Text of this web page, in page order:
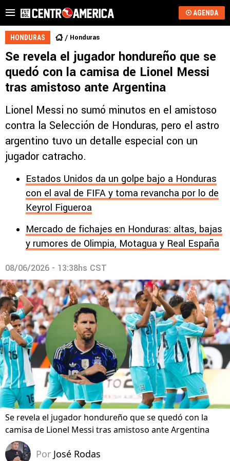
AGENDA
HONDURAS Honduras
Se revela el jugador hondureño que se
quedó con la camisa de Lionel Messi
tras amistoso ante Argentina
Lionel Messi no sumó minutos en el amistoso
contra la Selección de Honduras, pero el astro
argentino tuvo un detalle especial con un
jugador catracho.
Estados Unidos da un golpe bajo a Honduras
con el aval de FIFA y toma revancha por lo de
Keyrol Figueroa
Mercado de fichajes en Honduras: altas, bajas
y rumores de Olimpia, Motagua y Real España
08/06/2026 - 13:38hs CST
Se revela el jugador hondureño que se quedó con la
camisa de Lionel Messi tras amistoso ante Argentina
Por José Rodas